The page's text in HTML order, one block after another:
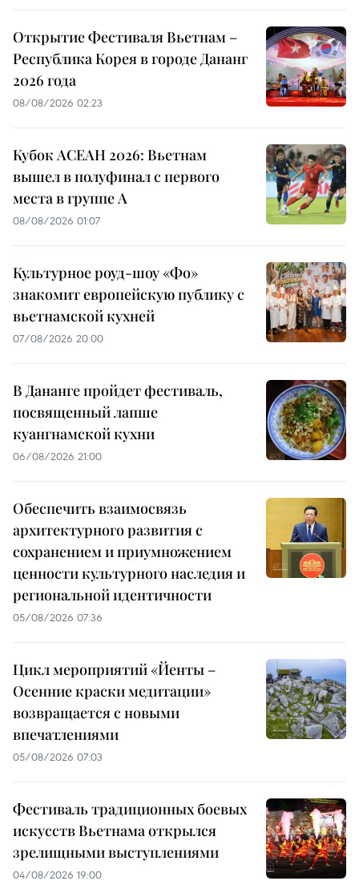
Открытие Фестиваля Вьетнам –
Республика Корея в городе Дананг
2026 года
08/08/2026 02:23
Кубок АСЕАН 2026: Вьетнам
вышел в полуфинал с первого
места в группе A
08/08/2026 01:07
Культурное роуд-шоу «Фо»
знакомит европейскую публику с
вьетнамской кухней
07/08/2026 20:00
В Дананге пройдет фестиваль,
посвященный лапше
куангнамской кухни
06/08/2026 21:00
Обеспечить взаимосвязь
архитектурного развития с
сохранением и приумножением
ценности культурного наследия и
региональной идентичности
05/08/2026 07:36
Цикл мероприятий «Йенты –
Осенние краски медитации»
возвращается с новыми
впечатлениями
05/08/2026 07:03
Фестиваль традиционных боевых
искусств Вьетнама открылся
зрелищными выступлениями
04/08/2026 19:00